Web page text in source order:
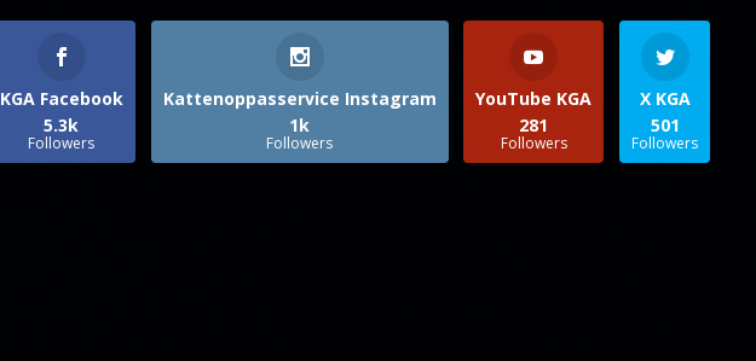
KGA Facebook
5.3k
Followers
Kattenoppasservice Instagram
1k
Followers
YouTube KGA
281
Followers
X KGA
501
Followers